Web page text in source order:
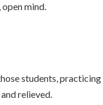
mind.
students, practicing
relieved.